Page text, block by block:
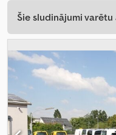
Šie sludinājumi